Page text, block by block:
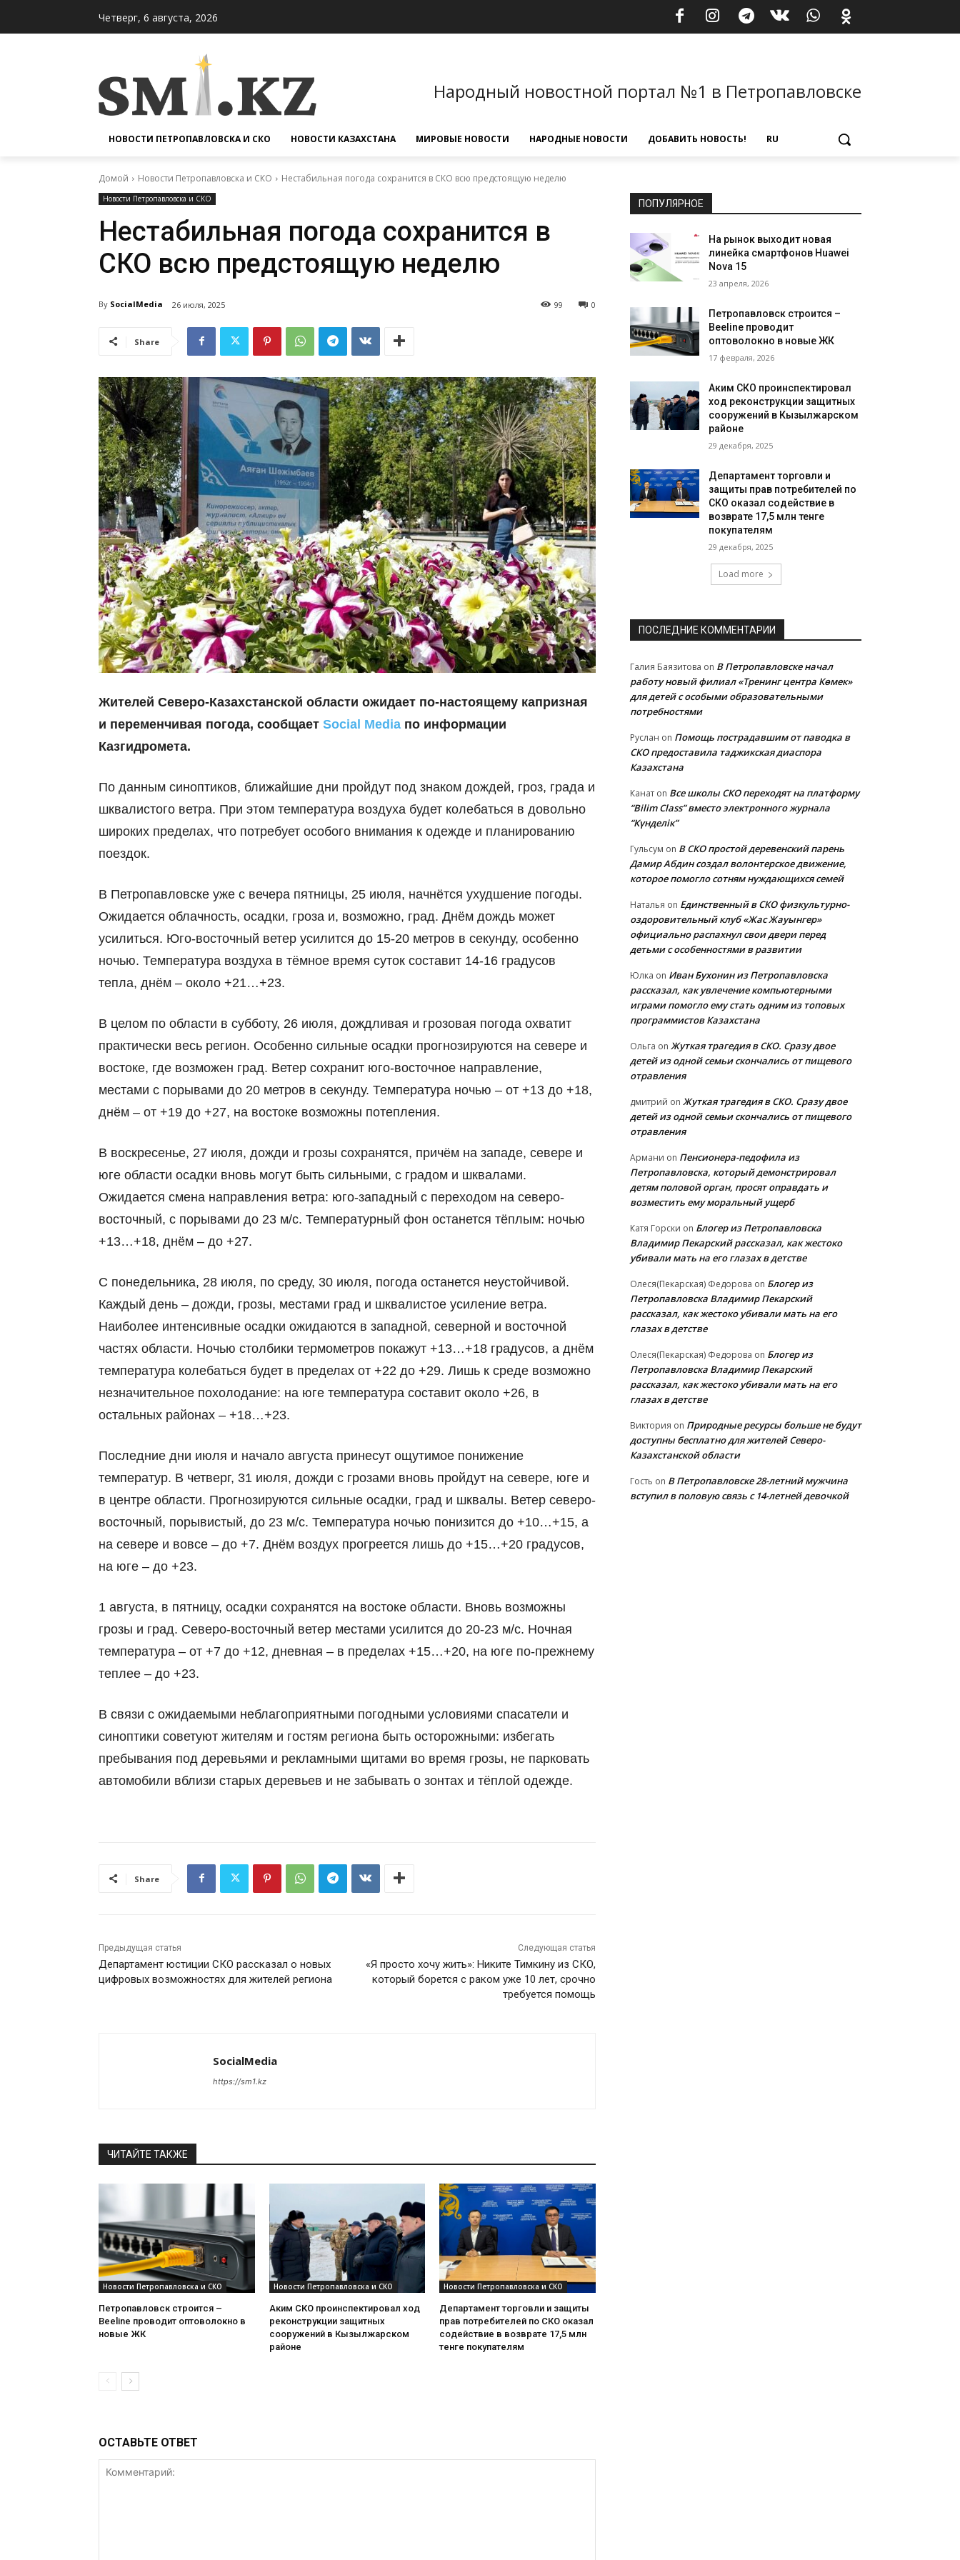
Четверг, 6 августа, 2026
Народный новостной портал №1 в Петропавловске
НОВОСТИ ПЕТРОПАВЛОВСКА И СКО НОВОСТИ КАЗАХСТАНА МИРОВЫЕ НОВОСТИ НАРОДНЫЕ НОВОСТИ ДОБАВИТЬ НОВОСТЬ! RU
Домой Новости Петропавловска и СКО Нестабильная погода сохранится в СКО всю предстоящую неделю
Новости Петропавловска и СКО
Нестабильная погода сохранится в
СКО всю предстоящую неделю
By SocialMedia 26 июля, 2025 0
99
Share
Жителей Северо-Казахстанской области ожидает по-настоящему капризная
и переменчивая погода, сообщает Social Media по информации
Казгидромета.
По данным синоптиков, ближайшие дни пройдут под знаком дождей, гроз, града и
шквалистого ветра. При этом температура воздуха будет колебаться в довольно
широких пределах, что потребует особого внимания к одежде и планированию
поездок.
В Петропавловске уже с вечера пятницы, 25 июля, начнётся ухудшение погоды.
Ожидается облачность, осадки, гроза и, возможно, град. Днём дождь может
усилиться. Юго-восточный ветер усилится до 15-20 метров в секунду, особенно
ночью. Температура воздуха в тёмное время суток составит 14-16 градусов
тепла, днём – около +21…+23.
В целом по области в субботу, 26 июля, дождливая и грозовая погода охватит
практически весь регион. Особенно сильные осадки прогнозируются на севере и
востоке, где возможен град. Ветер сохранит юго-восточное направление,
местами с порывами до 20 метров в секунду. Температура ночью – от +13 до +18,
днём – от +19 до +27, на востоке возможны потепления.
В воскресенье, 27 июля, дожди и грозы сохранятся, причём на западе, севере и
юге области осадки вновь могут быть сильными, с градом и шквалами.
Ожидается смена направления ветра: юго-западный с переходом на северо-
восточный, с порывами до 23 м/с. Температурный фон останется тёплым: ночью
+13…+18, днём – до +27.
С понедельника, 28 июля, по среду, 30 июля, погода останется неустойчивой.
Каждый день – дожди, грозы, местами град и шквалистое усиление ветра.
Наиболее интенсивные осадки ожидаются в западной, северной и восточной
частях области. Ночью столбики термометров покажут +13…+18 градусов, а днём
температура колебаться будет в пределах от +22 до +29. Лишь к среде возможно
незначительное похолодание: на юге температура составит около +26, в
остальных районах – +18…+23.
Последние дни июля и начало августа принесут ощутимое понижение
температур. В четверг, 31 июля, дожди с грозами вновь пройдут на севере, юге и
в центре области. Прогнозируются сильные осадки, град и шквалы. Ветер северо-
восточный, порывистый, до 23 м/с. Температура ночью понизится до +10…+15, а
на севере и вовсе – до +7. Днём воздух прогреется лишь до +15…+20 градусов,
на юге – до +23.
1 августа, в пятницу, осадки сохранятся на востоке области. Вновь возможны
грозы и град. Северо-восточный ветер местами усилится до 20-23 м/с. Ночная
температура – от +7 до +12, дневная – в пределах +15…+20, на юге по-прежнему
теплее – до +23.
В связи с ожидаемыми неблагоприятными погодными условиями спасатели и
синоптики советуют жителям и гостям региона быть осторожными: избегать
пребывания под деревьями и рекламными щитами во время грозы, не парковать
автомобили вблизи старых деревьев и не забывать о зонтах и тёплой одежде.
Share
Предыдущая статья
Департамент юстиции СКО рассказал о новых
цифровых возможностях для жителей региона
Следующая статья
«Я просто хочу жить»: Никите Тимкину из СКО,
который борется с раком уже 10 лет, срочно
требуется помощь
SocialMedia
https://sm1.kz
ЧИТАЙТЕ ТАКЖЕ
Новости Петропавловска и СКО
Петропавловск строится –
Beeline проводит оптоволокно в
новые ЖК
Новости Петропавловска и СКО
Аким СКО проинспектировал ход
реконструкции защитных
сооружений в Кызылжарском
районе
Новости Петропавловска и СКО
Департамент торговли и защиты
прав потребителей по СКО оказал
содействие в возврате 17,5 млн
тенге покупателям
ОСТАВЬТЕ ОТВЕТ
ПОПУЛЯРНОЕ
На рынок выходит новая
линейка смартфонов Huawei
Nova 15
23 апреля, 2026
Петропавловск строится –
Beeline проводит
оптоволокно в новые ЖК
17 февраля, 2026
Аким СКО проинспектировал
ход реконструкции защитных
сооружений в Кызылжарском
районе
29 декабря, 2025
Департамент торговли и
защиты прав потребителей по
СКО оказал содействие в
возврате 17,5 млн тенге
покупателям
29 декабря, 2025
Load more
ПОСЛЕДНИЕ КОММЕНТАРИИ
Галия Баязитова on В Петропавловске начал
работу новый филиал «Тренинг центра Көмек»
для детей с особыми образовательными
потребностями
Руслан on Помощь пострадавшим от паводка в
СКО предоставила таджикская диаспора
Казахстана
Канат on Все школы СКО переходят на платформу
“Bilim Class” вместо электронного журнала
“Күнделік”
Гульсум on В СКО простой деревенский парень
Дамир Абдин создал волонтерское движение,
которое помогло сотням нуждающихся семей
Наталья on Единственный в СКО физкультурно-
оздоровительный клуб «Жас Жауынгер»
официально распахнул свои двери перед
детьми с особенностями в развитии
Юлка on Иван Бухонин из Петропавловска
рассказал, как увлечение компьютерными
играми помогло ему стать одним из топовых
программистов Казахстана
Ольга on Жуткая трагедия в СКО. Сразу двое
детей из одной семьи скончались от пищевого
отравления
дмитрий on Жуткая трагедия в СКО. Сразу двое
детей из одной семьи скончались от пищевого
отравления
Армани on Пенсионера-педофила из
Петропавловска, который демонстрировал
детям половой орган, просят оправдать и
возместить ему моральный ущерб
Катя Горски on Блогер из Петропавловска
Владимир Пекарский рассказал, как жестоко
убивали мать на его глазах в детстве
Олеся(Пекарская) Федорова on Блогер из
Петропавловска Владимир Пекарский
рассказал, как жестоко убивали мать на его
глазах в детстве
Олеся(Пекарская) Федорова on Блогер из
Петропавловска Владимир Пекарский
рассказал, как жестоко убивали мать на его
глазах в детстве
Виктория on Природные ресурсы больше не будут
доступны бесплатно для жителей Северо-
Казахстанской области
Гость on В Петропавловске 28-летний мужчина
вступил в половую связь с 14-летней девочкой